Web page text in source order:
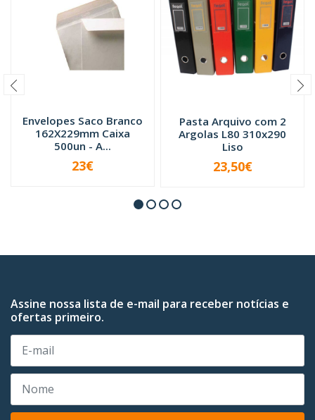
Envelopes Saco Branco
162X229mm Caixa
500un - A...
+
23€
Pasta Arquivo com 2
Argolas L80 310x290
Liso
VER OPÇÕES
23,50€
Assine nossa lista de e-mail para receber notícias e
ofertas primeiro.